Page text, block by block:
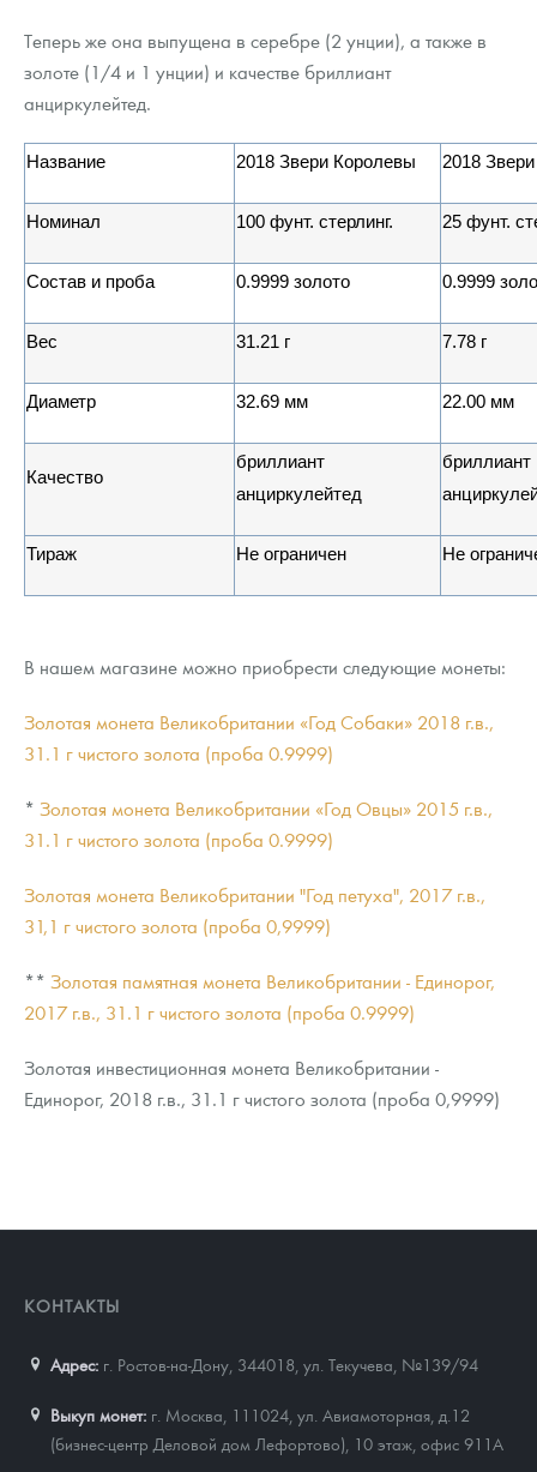
Теперь же она выпущена в серебре (2 унции), а также в
золоте (1/4 и 1 унции) и качестве бриллиант
анциркулейтед.
Название 2018 Звери Королевы 2018
Номинал 100 фунт. стерлинг. 25 фунт.
Состав и проба 0.9999 золото 0.9999
Вес 31.21 г 7.78 г
Диаметр 32.69 мм 22.00 мм
Качество
бриллиант
анциркулейтед
бриллиант
Тираж Не ограничен Не
В нашем магазине можно приобрести следующие монеты:
Золотая монета Великобритании «Год Собаки» 2018 г.в.,
31.1 г чистого золота (проба 0.9999)
* Золотая монета Великобритании «Год Овцы» 2015 г.в.,
31.1 г чистого золота (проба 0.9999)
Золотая монета Великобритании "Год петуха", 2017 г.в.,
31,1 г чистого золота (проба 0,9999)
** Золотая памятная монета Великобритании - Единорог,
2017 г.в., 31.1 г чистого золота (проба 0.9999)
Золотая инвестиционная монета Великобритании -
Единорог, 2018 г.в., 31.1 г чистого золота (проба 0,9999)
КОНТАКТЫ
Адрес: г. Ростов-на-Дону, 344018 ул. Текучева, №139/94
Выкуп монет: г. Москва, 111024, ул. Авиамоторная, д.12
(бизнес-центр Деловой дом Лефортово), 10 этаж, офис 911А